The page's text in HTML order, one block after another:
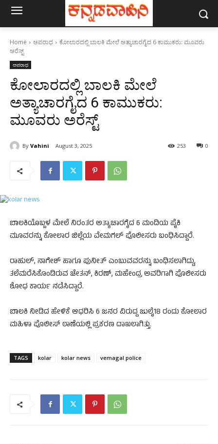
Home ಅಪರಾಧ
ಕೋಲಾರದಲ್ಲಿ ಬಾಲಕಿ ಮೇಲೆ ಅತ್ಯಾಚಾರಗೈದ 6 ಕಾಮುಕರು: ಮೂವರು
ಅರೆಸ್ಟ್
ಅಪರಾಧ
ಕೋಲಾರದಲ್ಲಿ ಬಾಲಕಿ ಮೇಲೆ
ಅತ್ಯಾಚಾರಗೈದ 6 ಕಾಮುಕರು:
ಮೂವರು ಅರೆಸ್ಟ್
By Vahini August 3, 2025 0
253
ಬಾಲಕಿಯೊಬ್ಬಳ ಮೇಲೆ ನಿರಂತರ ಅತ್ಯಾಚಾರಗೈದ 6 ಮಂದಿಯ ಪೈಕಿ
ಮೂವರನ್ನು ಕೋಲಾರ ಜಿಲ್ಲೆಯ ವೇಮಗಲ್‌ ಪೊಲೀಸರು ಬಂಧಿಸಿದ್ದಾರೆ.
ರಾಹುಲ್, ನಾಗೇಶ್ ಹಾಗೂ ಪುನೀತ್ ಎಂಬುವವರನ್ನು ಬಂಧಿಸಲಾಗಿದ್ದು,
ತಲೆಮರೆಸಿಕೊಂಡಿರುವ ಚೇತನ್, ಕಿರಣ್, ಮಹೇಂದ್ರ ಅವರಿಗಾಗಿ ಪೊಲೀಸರು
ಶೋಧ ಕಾರ್ಯ ನಡೆಸಿದ್ದಾರೆ.
ಬಾಲಕಿ ನೀಡಿದ ಹೇಳಿಕೆ ಆಧರಿಸಿ 6 ಜನರ ವಿರುದ್ದ ಜುಲೈ18 ರಂದು ಕೋಲಾರ
ಮಹಿಳಾ ಪೊಲೀಸ್ ಠಾಣೆಯಲ್ಲಿ ಪ್ರಕರಣ ದಾಖಲಾಗಿತ್ತು.
TAGS kolar kolar news vemagal police